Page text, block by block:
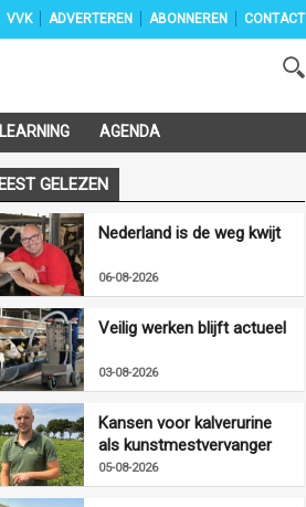
AGENDA
VVK ADVERTEREN ABONNEREN CONTACT
GELEZEN
Nederland is de weg kwijt
06-08-2026
Veilig werken blijft actueel
03-08-2026
Kansen voor kalverurine
als kunstmestvervanger
05-08-2026